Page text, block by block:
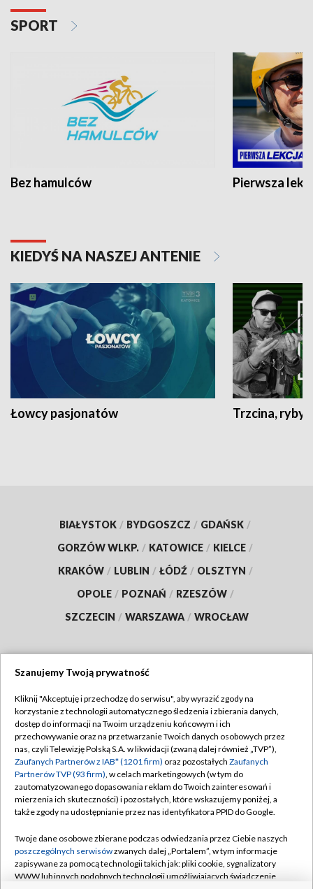
SPORT
Bez hamulców Pierwsza
KIEDYŚ NA NASZEJ ANTENIE
Łowcy pasjonatów Trzcina, ryby
BIAŁYSTOK / BYDGOSZCZ / GDAŃSK /
GORZÓW WLKP. / KATOWICE / KIELCE /
KRAKÓW / LUBLIN / ŁÓDŹ / OLSZTYN /
OPOLE / POZNAŃ / RZESZÓW /
SZCZECIN / WARSZAWA / WROCŁAW
TVP
Abonament TVP
Emisja w TVP
Centrum informacji TVP
Naziemna Telewizja Cyfrowa
Rada Programowa
System NOS
Regulamin TVP
Polityka prywatności
Moje zgody
Pomoc
Kontakt
Szanujemy Twoją prywatność
Kliknij "Akceptuję i przechodzę do serwisu", aby wyrazić zgody na
korzystanie z technologii automatycznego śledzenia i zbierania danych,
dostęp do informacji na Twoim urządzeniu końcowym i ich
przechowywanie oraz na przetwarzanie Twoich danych osobowych przez
nas, czyli Telewizję Polską S.A. w likwidacji (zwaną dalej również „TVP”),
Zaufanych Partnerów z IAB* (1201 firm) oraz pozostałych Zaufanych
Partnerów TVP (93 firm), w celach marketingowych (w tym do
zautomatyzowanego dopasowania reklam do Twoich zainteresowań i
mierzenia ich skuteczności) i pozostałych, które wskazujemy poniżej, a
także zgody na udostępnianie przez nas identyfikatora PPID do Google.
Twoje dane osobowe zbierane podczas odwiedzania przez Ciebie naszych
poszczególnych serwisówzwanych dalej „Portalem”, w tym informacje
zapisywane za pomocą technologii takich jak: pliki cookie, sygnalizatory
WWW lub innych podobnych technologii umożliwiających świadczenie